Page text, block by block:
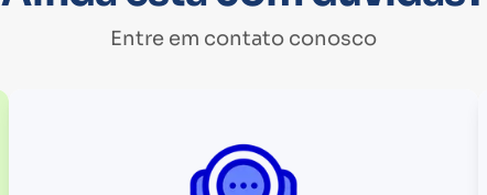
Entre em contato conosco